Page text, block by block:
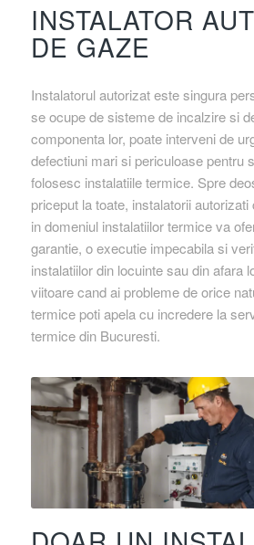
INSTALATOR
DE GAZE
Instalatorul autorizat este singura
se ocupe de sisteme de incalzire si
componenta lor, poate interveni de
defectiuni mari si periculoase pentru
folosesc instalatiile termice. Spre
priceput la toate, instalatorii
in domeniul instalatiilor termice va
garantie, o executie impecabila si
instalatiilor din locuinte sau din afara
viitoare cand ai probleme de orice
termice poti apela cu incredere la
termice din Bucuresti.